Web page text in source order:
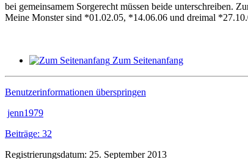
bei gemeinsamem Sorgerecht müssen beide unterschreiben.
Meine Monster sind *01.02.05, *14.06.06 und dreimal
Zum Seitenanfang
Benutzerinformationen überspringen
jenn1979
Beiträge: 32
Registrierungsdatum: 25. September 2013